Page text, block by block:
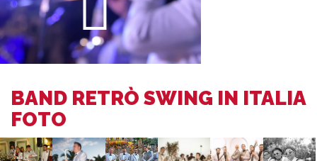
BAND RETRÒ SWING IN ITALIA
FOTO